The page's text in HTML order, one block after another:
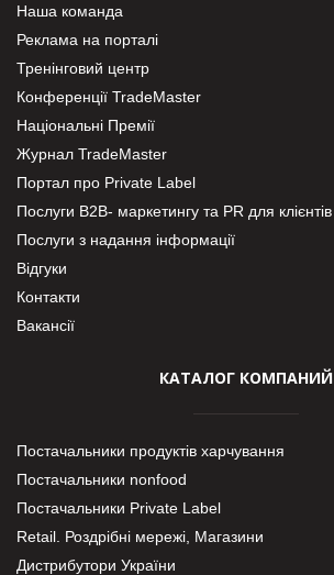
Наша команда
Реклама на порталі
Тренінговий центр
Конференції TradeMaster
Національні Премії
Журнал TradeMaster
Портал про Private Label
Послуги В2В- маркетингу та PR для клієнтів
Послуги з надання інформації
Відгуки
Контакти
Вакансії
КАТАЛОГ КОМПАНИЙ
Постачальники продуктів харчування
Постачальники nonfood
Постачальники Private Label
Retail. Роздрібні мережі, Магазини
Дистрибутори України